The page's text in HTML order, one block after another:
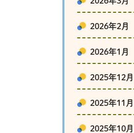
2026年2月
2026年1月
2025年12月
2025年11月
2025年10月